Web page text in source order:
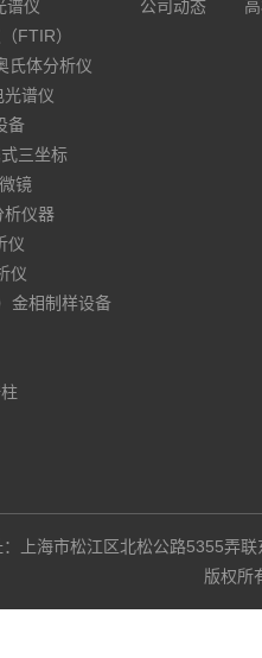
谱仪
FTIR）
氏体分析仪
光谱仪
备
三坐标
镜
析仪器
仪
仪
金相制样设备
公司动态
：上海市松江区北松公路5355
版权所